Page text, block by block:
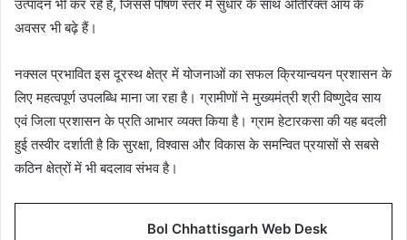
उत्पादन भी कर रहे हैं, जिससे पोषण स्तर में सुधार के साथ अतिरिक्त आय के
अवसर भी बढ़े हैं।
नक्सल प्रभावित इस दूरस्थ क्षेत्र में योजनाओं का सफल क्रियान्वयन प्रशासन के
लिए महत्वपूर्ण उपलब्धि माना जा रहा है। ग्रामीणों ने मुख्यमंत्री श्री विष्णुदेव साय
एवं जिला प्रशासन के प्रति आभार व्यक्त किया है। ग्राम हेटारकसा की यह बदली
हुई तस्वीर दर्शाती है कि सुरक्षा, विश्वास और विकास के समन्वित प्रयासों से सबसे
कठिन क्षेत्रों में भी बदलाव संभव है।
Bol Chhattisgarh Web Desk